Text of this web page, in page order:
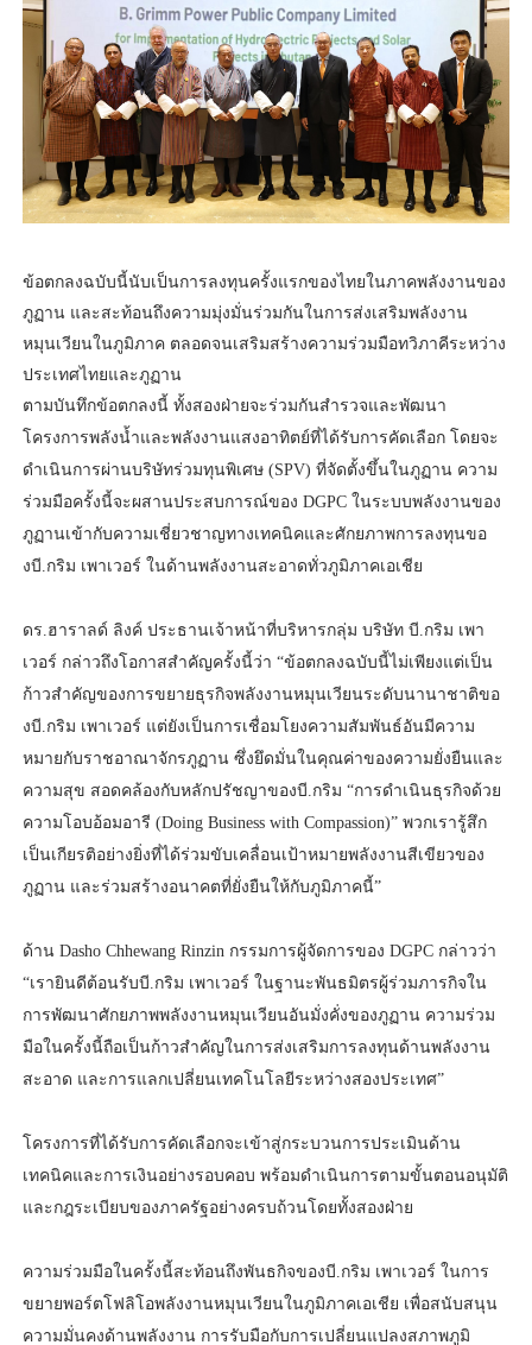
ข้อตกลงฉบับนี้นับเป็นการลงทุนครั้งแรกของไทยในภาคพลังงานของ
ภูฏาน และสะท้อนถึงความมุ่งมั่นร่วมกันในการส่งเสริมพลังงาน
หมุนเวียนในภูมิภาค ตลอดจนเสริมสร้างความร่วมมือทวิภาคีระหว่าง
ประเทศไทยและภูฏาน
ตามบันทึกข้อตกลงนี้ ทั้งสองฝ่ายจะร่วมกันสำรวจและพัฒนา
โครงการพลังน้ำและพลังงานแสงอาทิตย์ที่ได้รับการคัดเลือก โดยจะ
ดำเนินการผ่านบริษัทร่วมทุนพิเศษ (SPV) ที่จัดตั้งขึ้นในภูฏาน ความ
ร่วมมือครั้งนี้จะผสานประสบการณ์ของ DGPC ในระบบพลังงานของ
ภูฏานเข้ากับความเชี่ยวชาญทางเทคนิคและศักยภาพการลงทุนขอ
งบี.กริม เพาเวอร์ ในด้านพลังงานสะอาดทั่วภูมิภาคเอเชีย
ดร.ฮาราลด์ ลิงค์ ประธานเจ้าหน้าที่บริหารกลุ่ม บริษัท บี.กริม เพา
เวอร์ กล่าวถึงโอกาสสำคัญครั้งนี้ว่า “ข้อตกลงฉบับนี้ไม่เพียงแต่เป็น
ก้าวสำคัญของการขยายธุรกิจพลังงานหมุนเวียนระดับนานาชาติขอ
งบี.กริม เพาเวอร์ แต่ยังเป็นการเชื่อมโยงความสัมพันธ์อันมีความ
หมายกับราชอาณาจักรภูฏาน ซึ่งยึดมั่นในคุณค่าของความยั่งยืนและ
ความสุข สอดคล้องกับหลักปรัชญาของบี.กริม “การดำเนินธุรกิจด้วย
ความโอบอ้อมอารี (Doing Business with Compassion)” พวกเรารู้สึก
เป็นเกียรติอย่างยิ่งที่ได้ร่วมขับเคลื่อนเป้าหมายพลังงานสีเขียวของ
ภูฏาน และร่วมสร้างอนาคตที่ยั่งยืนให้กับภูมิภาคนี้”
ด้าน Dasho Chhewang Rinzin กรรมการผู้จัดการของ DGPC กล่าวว่า
“เรายินดีต้อนรับบี.กริม เพาเวอร์ ในฐานะพันธมิตรผู้ร่วมภารกิจใน
การพัฒนาศักยภาพพลังงานหมุนเวียนอันมั่งคั่งของภูฏาน ความร่วม
มือในครั้งนี้ถือเป็นก้าวสำคัญในการส่งเสริมการลงทุนด้านพลังงาน
สะอาด และการแลกเปลี่ยนเทคโนโลยีระหว่างสองประเทศ”
โครงการที่ได้รับการคัดเลือกจะเข้าสู่กระบวนการประเมินด้าน
เทคนิคและการเงินอย่างรอบคอบ พร้อมดำเนินการตามขั้นตอนอนุมัติ
และกฎระเบียบของภาครัฐอย่างครบถ้วนโดยทั้งสองฝ่าย
ความร่วมมือในครั้งนี้สะท้อนถึงพันธกิจของบี.กริม เพาเวอร์ ในการ
ขยายพอร์ตโฟลิโอพลังงานหมุนเวียนในภูมิภาคเอเชีย เพื่อสนับสนุน
ความมั่นคงด้านพลังงาน การรับมือกับการเปลี่ยนแปลงสภาพภูมิ